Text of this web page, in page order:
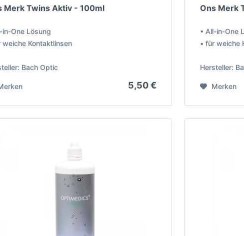
Merk Twins Aktiv - 100ml
in-One Lösung
weiche Kontaktlinsen
Bach Optic
5,50 €
Ons Merk
• All-in-One
• für weiche
Hersteller:
Merken